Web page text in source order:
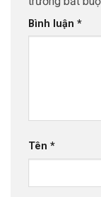
Bình luận *
Tên *